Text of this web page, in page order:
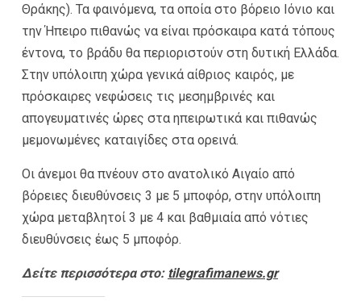
Θράκης). Τα φαινόμενα, τα οποία στο βόρειο Ιόνιο και
την Ήπειρο πιθανώς να είναι πρόσκαιρα κατά τόπους
έντονα, το βράδυ θα περιοριστούν στη δυτική Ελλάδα.
Στην υπόλοιπη χώρα γενικά αίθριος καιρός, με
πρόσκαιρες νεφώσεις τις μεσημβρινές και
απογευματινές ώρες στα ηπειρωτικά και πιθανώς
μεμονωμένες καταιγίδες στα ορεινά.
Οι άνεμοι θα πνέουν στο ανατολικό Αιγαίο από
βόρειες διευθύνσεις 3 με 5 μποφόρ, στην υπόλοιπη
χώρα μεταβλητοί 3 με 4 και βαθμιαία από νότιες
διευθύνσεις έως 5 μποφόρ.
Δείτε περισσότερα στο: tilegrafimanews.gr